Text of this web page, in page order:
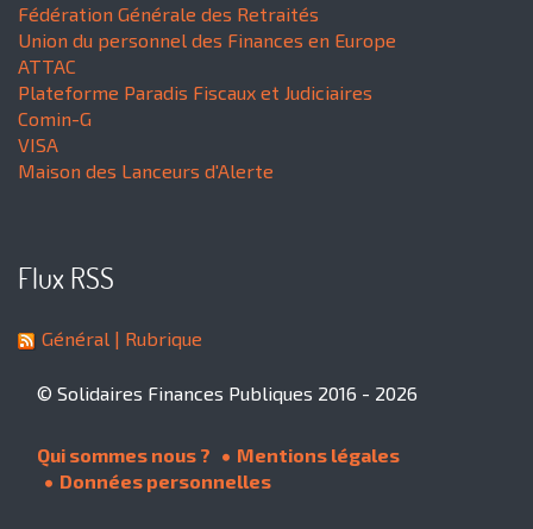
Fédération Générale des Retraités
Union du personnel des Finances en Europe
ATTAC
Plateforme Paradis Fiscaux et Judiciaires
Comin-G
VISA
Maison des Lanceurs d'Alerte
Flux RSS
Général | Rubrique
© Solidaires Finances Publiques 2016 - 2026
Qui sommes nous ?
Mentions légales
Données personnelles